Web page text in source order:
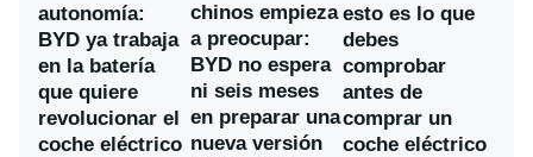
autonomía:
BYD ya trabaja
en la batería
que quiere
revolucionar el
coche eléctrico
chinos empieza
a preocupar:
BYD no espera
ni seis meses
en preparar una
nueva versión
esto es lo que
debes
comprobar
antes de
comprar un
coche eléctrico